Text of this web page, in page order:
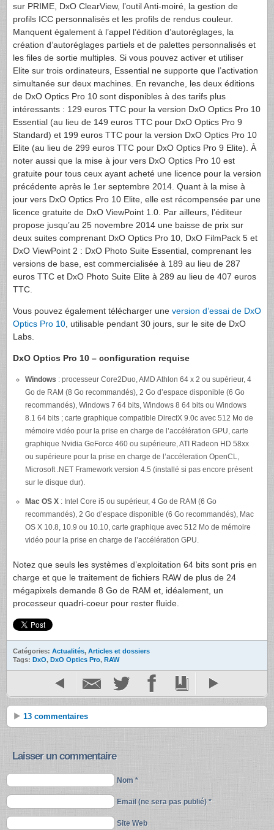
sur PRIME, DxO ClearView, l’outil Anti-moiré, la gestion de
profils ICC personnalisés et les profils de rendus couleur.
Manquent également à l’appel l’édition d’autoréglages, la
création d’autoréglages partiels et de palettes personnalisés et
les files de sortie multiples. Si vous pouvez activer et utiliser
Elite sur trois ordinateurs, Essential ne supporte que l’activation
simultanée sur deux machines. En revanche, les deux éditions
de DxO Optics Pro 10 sont disponibles à des tarifs plus
intéressants : 129 euros TTC pour la version DxO Optics Pro 10
Essential (au lieu de 149 euros TTC pour DxO Optics Pro 9
Standard) et 199 euros TTC pour la version DxO Optics Pro 10
Elite (au lieu de 299 euros TTC pour DxO Optics Pro 9 Elite). À
noter aussi que la mise à jour vers DxO Optics Pro 10 est
gratuite pour tous ceux ayant acheté une licence pour la version
précédente après le 1er septembre 2014. Quant à la mise à
jour vers DxO Optics Pro 10 Elite, elle est récompensée par une
licence gratuite de DxO ViewPoint 1.0. Par ailleurs, l’éditeur
propose jusqu’au 25 novembre 2014 une baisse de prix sur
deux suites comprenant DxO Optics Pro 10, DxO FilmPack 5 et
DxO ViewPoint 2 : DxO Photo Suite Essential, comprenant les
versions de base, est commercialisée à 189 au lieu de 287
euros TTC et DxO Photo Suite Elite à 289 au lieu de 407 euros
TTC.
Vous pouvez également télécharger une version d’essai de DxO
Optics Pro 10 , utilisable pendant 30 jours, sur le site de DxO
Labs.
DxO Optics Pro 10 – configuration requise
Windows : processeur Core2Duo, AMD Athlon 64 x 2 ou supérieur, 4
Go de RAM (8 Go recommandés), 2 Go d’espace disponible (6 Go
recommandés), Windows 7 64 bits, Windows 8 64 bits ou Windows
8.1 64 bits ; carte graphique compatible DirectX 9.0c avec 512 Mo de
mémoire vidéo pour la prise en charge de l’accélération GPU, carte
graphique Nvidia GeForce 460 ou supérieure, ATI Radeon HD 58xx
ou supérieure pour la prise en charge de l’accéleration OpenCL,
Microsoft .NET Framework version 4.5 (installé si pas encore présent
sur le disque dur).
Mac OS X : Intel Core i5 ou supérieur, 4 Go de RAM (6 Go
recommandés), 2 Go d’espace disponible (6 Go recommandés), Mac
OS X 10.8, 10.9 ou 10.10, carte graphique avec 512 Mo de mémoire
vidéo pour la prise en charge de l’accélération GPU.
Notez que seuls les systèmes d’exploitation 64 bits sont pris en
charge et que le traitement de fichiers RAW de plus de 24
mégapixels demande 8 Go de RAM et, idéalement, un
processeur quadri-coeur pour rester fluide.
Catégories: Actualités, Articles et dossiers
Tags: DxO, DxO Optics Pro, RAW
13 commentaires
Laisser un commentaire
Nom *
Email (ne sera pas publié) *
Site Web